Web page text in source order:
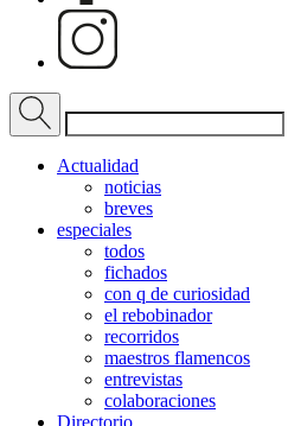
Actualidad
noticias
breves
especiales
todos
fichados
con q de curiosidad
el rebobinador
recorridos
maestros flamencos
entrevistas
colaboraciones
Directorio